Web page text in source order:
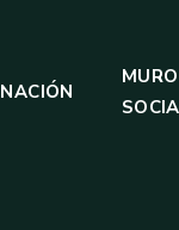
MURO